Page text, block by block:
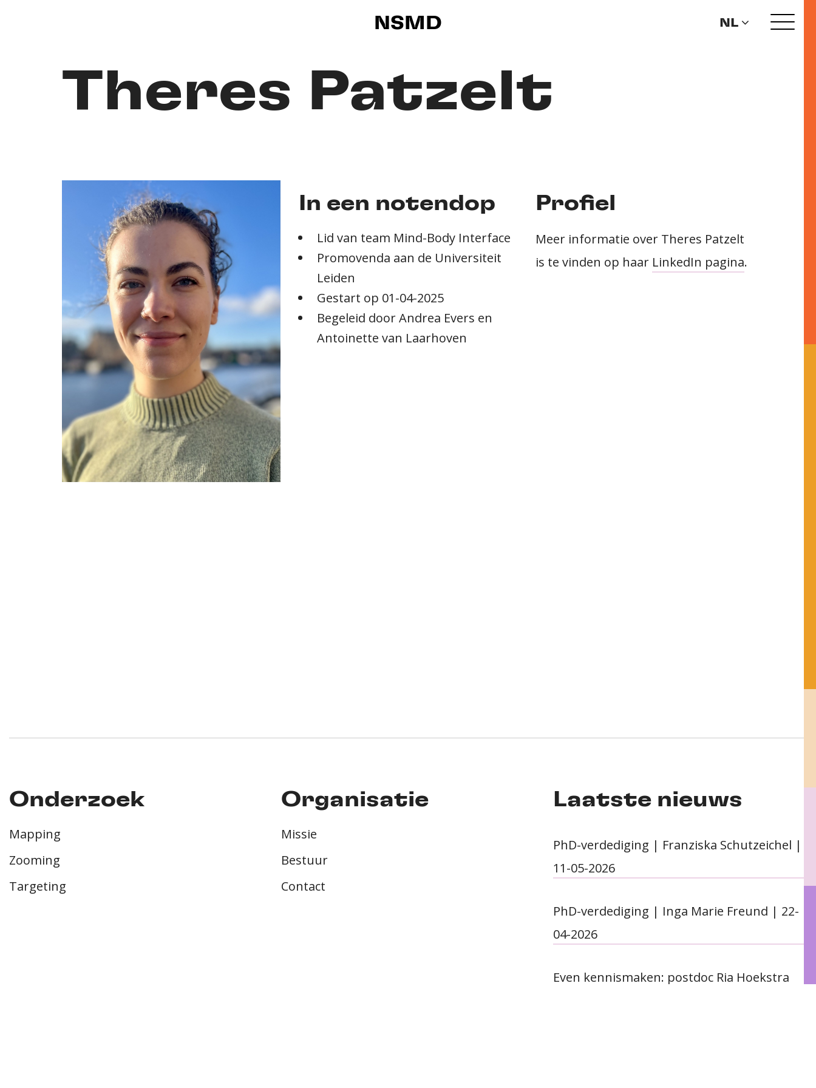
NSMD NL
Theres Patzelt
In een notendop
Lid van team Mind-Body Interface
Promovenda aan de Universiteit
Leiden
Gestart op 01-04-2025
Begeleid door Andrea Evers en
Antoinette van Laarhoven
Profiel
Meer informatie over Theres Patzelt
is te vinden op haar LinkedIn pagina.
Onderzoek
Mapping
Zooming
Targeting
Organisatie
Missie
Bestuur
Contact
Laatste nieuws
PhD-verdediging | Franziska Schutzeichel |
11-05-2026
PhD-verdediging | Inga Marie Freund | 22-
04-2026
Even kennismaken: postdoc Ria Hoekstra